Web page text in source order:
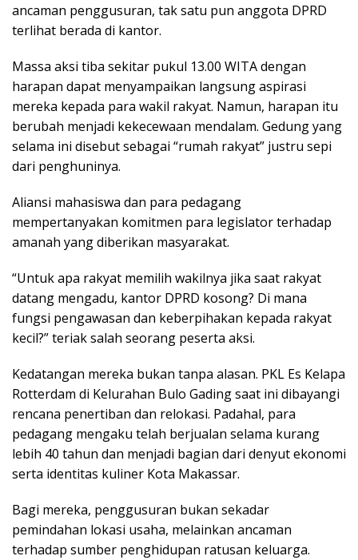
ancaman penggusuran, tak satu pun anggota DPRD
terlihat berada di kantor.
Massa aksi tiba sekitar pukul 13.00 WITA dengan
harapan dapat menyampaikan langsung aspirasi
mereka kepada para wakil rakyat. Namun, harapan itu
berubah menjadi kekecewaan mendalam. Gedung yang
selama ini disebut sebagai “rumah rakyat” justru sepi
dari penghuninya.
Aliansi mahasiswa dan para pedagang
mempertanyakan komitmen para legislator terhadap
amanah yang diberikan masyarakat.
“Untuk apa rakyat memilih wakilnya jika saat rakyat
datang mengadu, kantor DPRD kosong? Di mana
fungsi pengawasan dan keberpihakan kepada rakyat
kecil?” teriak salah seorang peserta aksi.
Kedatangan mereka bukan tanpa alasan. PKL Es Kelapa
Rotterdam di Kelurahan Bulo Gading saat ini dibayangi
rencana penertiban dan relokasi. Padahal, para
pedagang mengaku telah berjualan selama kurang
lebih 40 tahun dan menjadi bagian dari denyut ekonomi
serta identitas kuliner Kota Makassar.
Bagi mereka, penggusuran bukan sekadar
pemindahan lokasi usaha, melainkan ancaman
terhadap sumber penghidupan ratusan keluarga.